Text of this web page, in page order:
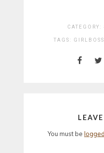
CATEGORY:
TAGS: GIRLBOSS
You must be